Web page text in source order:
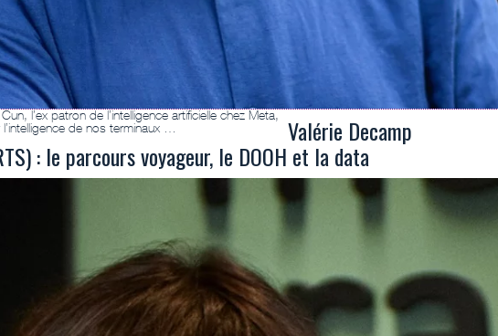
l’ex patron de l’intelligence artificielle chez Meta,
de nos terminaux …
Valérie Decamp
: le parcours voyageur, le DOOH et la data